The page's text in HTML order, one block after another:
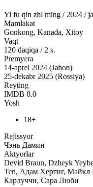
Yi fu qin zhi ming / 2024 /
Mamlakat
Gonkong, Kanada, Xitoy
Vaqt
120 daqiqa / 2 s.
Premyera
14-aprel 2024 (Jahon)
25-dekabr 2025 (Rossiya)
Reyting
IMDB 8.0
Yosh
18+
Rejissyor
Чэнь Дамин
Aktyorlar
Devid Braun, Dzheyk
Ten, Адам Хертиг,
Карлуччи, Сара Люби